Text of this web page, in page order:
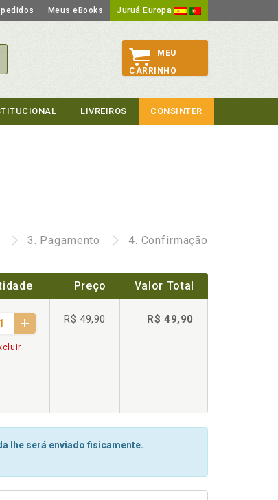
Meus eBooks Juruá Europa
MEU
CARRINHO
LIVREIROS CONSINTER
3. Pagamento 4. Confirmação
Preço Valor Total
R$ 49,90 R$ 49,90
lhe será enviado fisicamente.